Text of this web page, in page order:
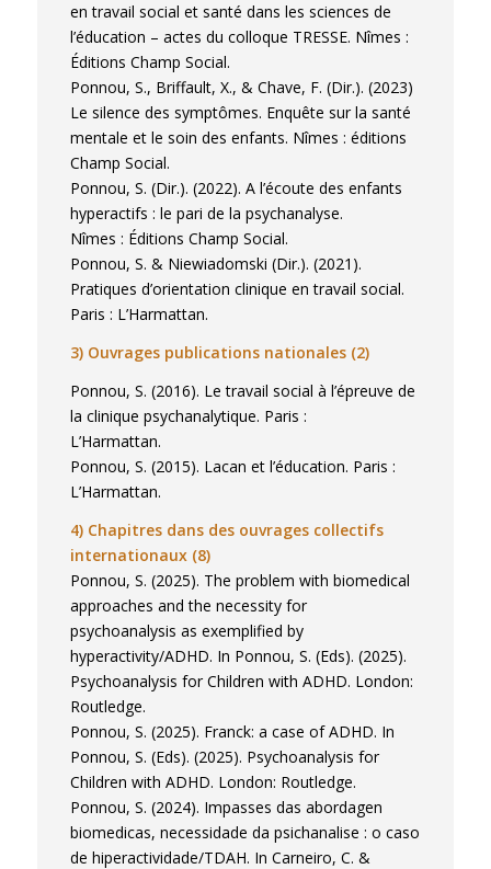
le domaine de la santé mentale, de
l’éducation et de l’intervention sociale :
approches psychanalytiques et
épistémologiques de la clinique en sciences
humaines et sociales.
– Les dispositifs institutionnels d’éducation
spécialisée et de soin.
– Les dispositifs de formation en sciences de
l’éducation, et tout particulièrement dans
les métiers du travail social – éducation
spécialisée : histoire, fondements, réformes,
débats relatifs à l’universitarisation.
mentaux dans les médias, dans la littérature
spécialisée et professionnelle (distorsions,
biais scientifiques, biais médiatiques,
conflits d’intérêts).
– Les études épidémiologiques et l’analyse
des bases de données de santé
de l’adolescent : études des multiples
variables cliniques, démographiques,
institutionnelles et sociales contribuant au
diagnostic, au soin, et au parcours d’inclusion
des enfants. Usage des méthodes
quantitatives/épidémiologiques à des fins
cliniques/pratiques.
en travail social et santé dans les sciences de
l’éducation – actes du colloque TRESSE. Nîmes :
Éditions Champ Social.
Ponnou, S., Briffault, X., & Chave, F. (Dir.). (2023)
Le silence des symptômes. Enquête sur la santé
mentale et le soin des enfants. Nîmes : éditions
Champ Social.
Ponnou, S. (Dir.). (2022). A l’écoute des enfants
hyperactifs : le pari de la psychanalyse.
Nîmes : Éditions Champ Social.
Ponnou, S. & Niewiadomski (Dir.). (2021).
Pratiques d’orientation clinique en travail social.
Paris : L’Harmattan.
3) Ouvrages publications nationales (2)
Ponnou, S. (2016). Le travail social à l’épreuve de
la clinique psychanalytique. Paris :
L’Harmattan.
Ponnou, S. (2015). Lacan et l’éducation. Paris :
L’Harmattan.
4) Chapitres dans des ouvrages collectifs
internationaux (8)
Ponnou, S. (2025). The problem with biomedical
approaches and the necessity for
psychoanalysis as exemplified by
hyperactivity/ADHD. In Ponnou, S. (Eds). (2025).
Psychoanalysis for Children with ADHD. London:
Routledge.
Ponnou, S. (2025). Franck: a case of ADHD. In
Ponnou, S. (Eds). (2025). Psychoanalysis for
Children with ADHD. London: Routledge.
Ponnou, S. (2024). Impasses das abordagen
biomedicas, necessidade da psichanalise : o caso
de hiperactividade/TDAH. In Carneiro, C. &